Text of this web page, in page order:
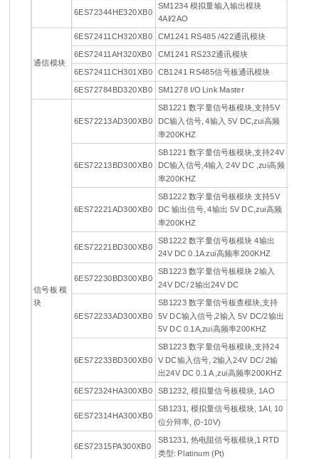
6ES72344HE320XB0
SM1234 模拟量输入输出模块
4AI/2AO
通信模块
6ES72411CH320XB0 CM1241 RS485 /422通讯模块
6ES72411AH320XB0
CM1241 RS232通讯模块
6ES72411CH301XB0
CB1241 RS485信号板通讯模块
6ES72784BD320XB0
SM1278 I/O Link Master
信号板 模
块
6ES72213AD300XB0
SB1221 数字量信号板模块,支持5V
DC输入信号, 4输入 5V DC,zui高频
率200KHZ
6ES72213BD300XB0
SB1221 数字量信号板模块,支持24V
DC输入信号,4输入 24V DC ,zui高频
率200KHZ
6ES72221AD300XB0
SB1222 数字量信号板模块 支持5V
DC 输出信号, 4输出 5V DC,zui高频
率200KHZ
6ES72221BD300XB0
SB1222 数字量信号板模块 4输出
24V DC 0.1A zui高频率200KHZ
6ES72230BD300XB0
SB1223 数字量信号板模块 2输入
24V DC/ 2输出24V DC
6ES72233AD300XB0
SB1223 数字量信号板查模块,支持
5V DC输入信号,2输入 5V DC/2输出
5V DC 0.1A,zui高频率200KHZ
6ES72233BD300XB0
SB1223 数字量信号板模块,支持24
V DC输入信号, 2输入24V DC/ 2输
出24V DC 0.1 A ,zui高频率200KHZ
6ES72324HA300XB0
SB1232, 模拟量信号板模块, 1AO
6ES72314HA300XB0
SB1231, 模拟量信号板模块, 1AI, 10
位分辩率, (0-10V)
6ES72315PA300XB0
SB1231, 热电阻信号板模块,1 RTD
类型: Platinum (Pt)